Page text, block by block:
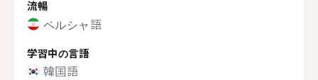
流暢
ペルシャ語
学習中の言語
韓国語